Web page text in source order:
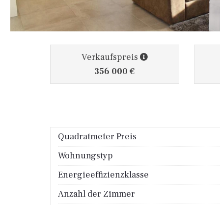
Verkaufspreis
356 000 €
Quadratmeter Preis
Wohnungstyp
Energieeffizienzklasse
Anzahl der Zimmer